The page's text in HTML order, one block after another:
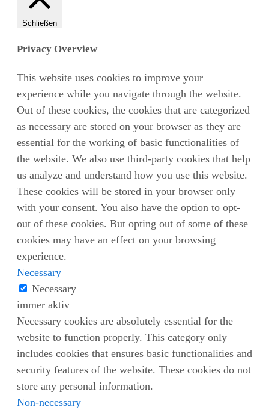
Schließen
Privacy Overview
This website uses cookies to improve your
experience while you navigate through the website.
Out of these cookies, the cookies that are categorized
as necessary are stored on your browser as they are
essential for the working of basic functionalities of
the website. We also use third-party cookies that help
us analyze and understand how you use this website.
These cookies will be stored in your browser only
with your consent. You also have the option to opt-
out of these cookies. But opting out of some of these
cookies may have an effect on your browsing
experience.
Necessary
Necessary
immer aktiv
Necessary cookies are absolutely essential for the
website to function properly. This category only
includes cookies that ensures basic functionalities and
security features of the website. These cookies do not
store any personal information.
Non-necessary